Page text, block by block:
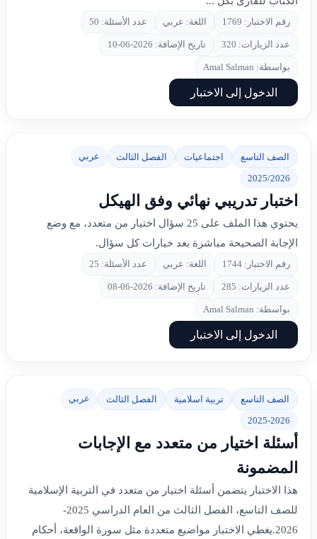
رقم الاختبار: 1769 اللغة: عربي عدد الأسئلة: 50
عدد الزيارات: 320 تاريخ الإضافة: 2026-06-10
بواسطة: Amal Salman
الدخول إلى الاختبار
الصف التاسع اجتماعيات الفصل الثالث عربي
2025/2026
اختبار تدريبي نهائي وفق الهيكل
يحتوي هذا الملف على 25 سؤال اختيار من متعدد، مع وضع
الإجابة الصحيحة مباشرة بعد خيارات كل سؤال.
رقم الاختبار: 1744 اللغة: عربي عدد الأسئلة: 25
عدد الزيارات: 285 تاريخ الإضافة: 2026-06-08
بواسطة: Amal Salman
الدخول إلى الاختبار
الصف التاسع تربية اسلامية الفصل الثالث عربي
2025-2026
أسئلة اختيار من متعدد مع الإجابات
المضمونة
هذا الاختبار يتضمن أسئلة اختيار من متعدد في التربية الإسلامية
للصف التاسع، الفصل الثالث من العام الدراسي 2025-
2026.يغطي الاختبار مواضيع متعددة مثل سورة الواقعة، أحكام